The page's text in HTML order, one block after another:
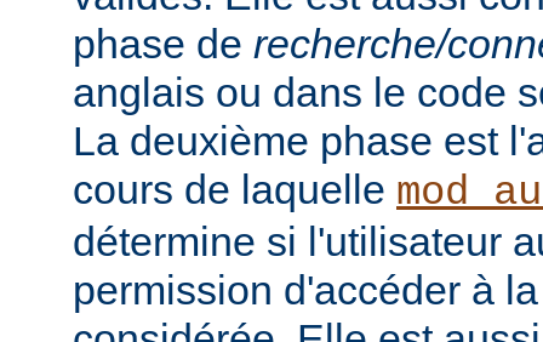
phase de recherche/
anglais ou dans le code
La deuxième phase est
cours de laquelle
détermine si l'utilisateur
permission d'accéder à